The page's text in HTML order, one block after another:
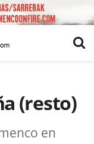
(resto)
en